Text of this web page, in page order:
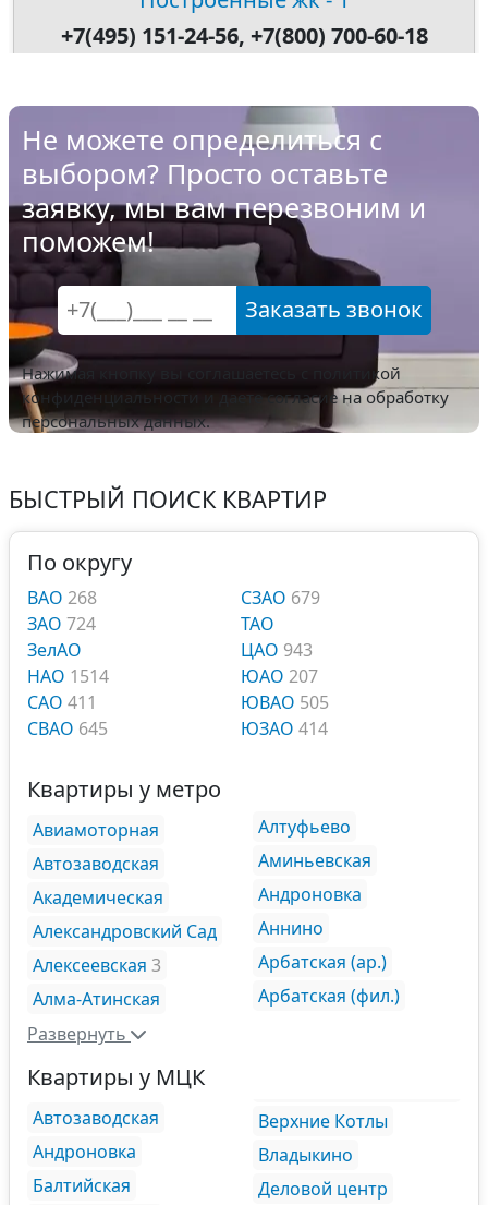
+7(495) 151-24-56, +7(800) 700-60-18
Не можете определиться с
выбором? Просто оставьте
заявку, мы вам перезвоним и
поможем!
Заказать звонок
Нажимая кнопку вы соглашаетесь с
политикой
конфиденциальности и даете согласие на обработку
персональных данных.
БЫСТРЫЙ ПОИСК КВАРТИР
По округу
ВАО 268
ЗАО 724
ЗелАО
НАО 1514
САО 411
СВАО 645
СЗАО 679
ТАО
ЦАО 943
ЮАО 207
ЮВАО 505
ЮЗАО 414
Квартиры у метро
Авиамоторная
Автозаводская
Академическая
Александровский Сад
Алексеевская 3
Алма-Атинская
Алтуфьево
Аминьевская
Андроновка
Аннино
Арбатская (ар.)
Арбатская (фил.)
Развернуть
Квартиры у МЦК
Автозаводская
Андроновка
Балтийская
Верхние Котлы
Владыкино
Деловой центр